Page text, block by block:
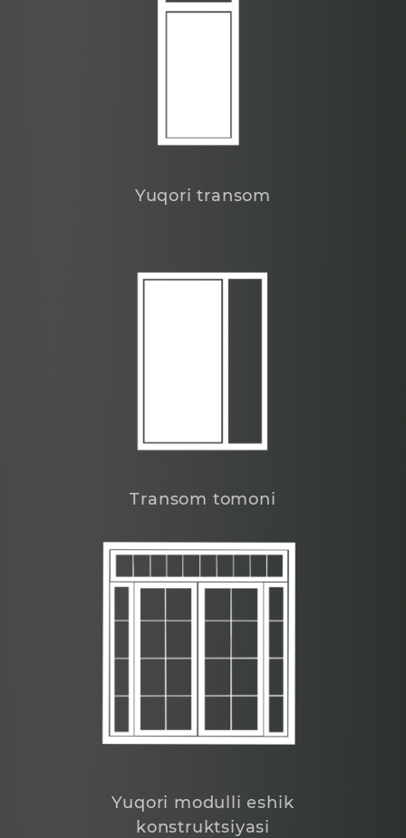
Yuqori transom
Transom tomoni
Yuqori modulli eshik
konstruktsiyasi